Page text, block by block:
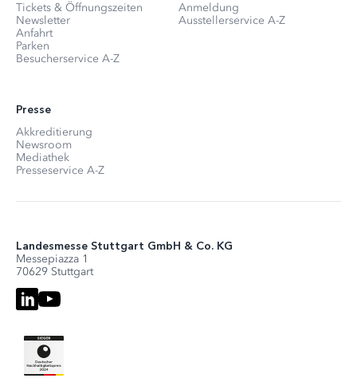
Tickets & Öffnungszeiten
Newsletter
Anfahrt
Parken
Besucherservice A-Z
Anmeldung
Ausstellerservice A-Z
Presse
Akkreditierung
Newsroom
Mediathek
Presseservice A-Z
Landesmesse Stuttgart GmbH & Co. KG
Messepiazza 1
70629 Stuttgart